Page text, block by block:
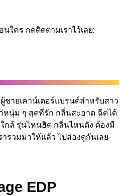
ใคร กดติดตามเราไว้เลย:
ชายเคาน์เตอร์แบรนด์สำหรับสาว
หนุ่ม ๆ สุดที่รัก กลิ่นสะอาด ฉีดได้
กล้ รุ่นไหนฮิต กลิ่นไหนดัง ต้องมี
รวมมาให้แล้ว ไปส่องดูกันเลย
EDP